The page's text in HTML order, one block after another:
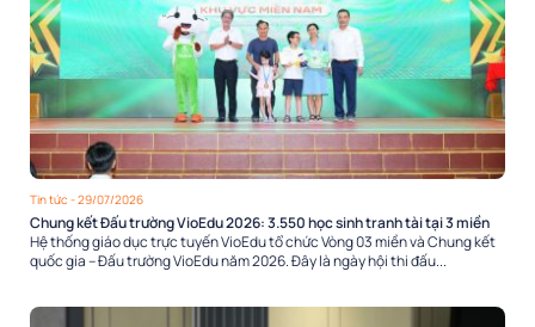
Tin tức - 29/07/2026
Chung kết Đấu trường VioEdu 2026: 3.550 học sinh tranh tài tại 3 miền
Hệ thống giáo dục trực tuyến VioEdu tổ chức Vòng 03 miền và Chung kết
quốc gia – Đấu trường VioEdu năm 2026. Đây là ngày hội thi đấu...